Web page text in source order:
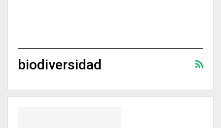
biodiversidad